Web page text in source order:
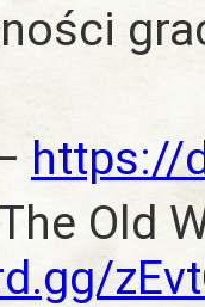
https://
Old